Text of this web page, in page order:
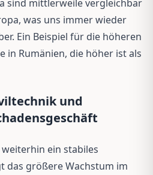
sind mittlerweile vergleichbar
was uns immer wieder
Ein Beispiel für die höheren
in Rumänien, die höher ist als
und
ein stabiles
das größere Wachstum im